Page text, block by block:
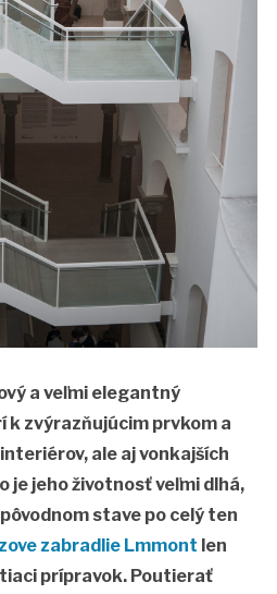
a veľmi elegantný
k zvýrazňujúcim prvkom a
ale aj vonkajších
je jeho životnosť veľmi dlhá,
stave po celý ten
zabradlie Lmmont len
prípravok. Poutierať